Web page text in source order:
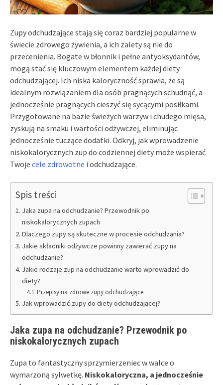
Zupy odchudzające stają się coraz bardziej popularne w
świecie zdrowego żywienia, a ich zalety są nie do
przecenienia. Bogate w błonnik i pełne antyoksydantów,
mogą stać się kluczowym elementem każdej diety
odchudzającej. Ich niska kaloryczność sprawia, że są
idealnym rozwiązaniem dla osób pragnących schudnąć, a
jednocześnie pragnących cieszyć się sycącymi posiłkami.
Przygotowane na bazie świeżych warzyw i chudego mięsa,
zyskują na smaku i wartości odżywczej, eliminując
jednocześnie tuczące dodatki. Odkryj, jak wprowadzenie
niskokalorycznych zup do codziennej diety może wspierać
Twoje cele zdrowotne i odchudzające.
Spis treści
Jaka zupa na odchudzanie? Przewodnik po
niskokalorycznych zupach
Dlaczego zupy są skuteczne w procesie odchudzania?
Jakie składniki odżywcze powinny zawierać zupy na
odchudzanie?
Jakie rodzaje zup na odchudzanie warto wprowadzić do
diety?
Przepisy na zdrowe zupy odchudzające
Jak wprowadzić zupy do diety odchudzającej?
Jaka zupa na odchudzanie? Przewodnik po
niskokalorycznych zupach
Zupa to fantastyczny sprzymierzeniec w walce o
wymarzoną sylwetkę. Niskokaloryczna, a jednocześnie